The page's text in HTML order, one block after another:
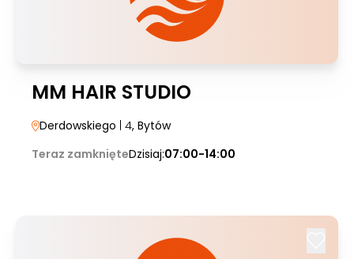
MM HAIR STUDIO
Derdowskiego | 4, Bytów
Teraz zamknięteDzisiaj:07:00-14:00